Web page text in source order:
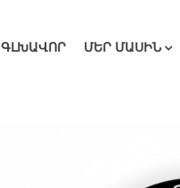
ԳԼԽԱՎՈՐ ՄԵՐ ՄԱՍԻՆ